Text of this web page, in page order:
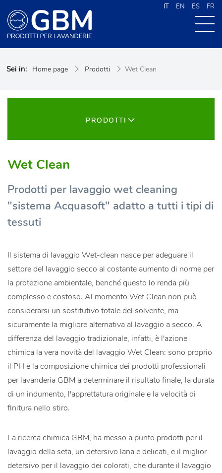
IT EN ES FR
Sei in: Home page Prodotti Wet Clean
PRODOTTI
Wet Clean
Prodotti per lavaggio wet cleaning
"sistema Acquasoft" adatto a tutti i tipi di
tessuti
Il sistema di lavaggio Wet-clean nasce per adeguare il
settore del lavaggio secco al costante aumento di norme per
la protezione ambientale, benché questo lo renda più
complesso e costoso. Al momento Wet Clean non può
considerarsi un sostitutivo totale del solvente, ma
sicuramente la migliore alternativa al lavaggio a secco. A
differenza del lavaggio tradizionale, infatti, è l'azione
chimica la vera novità del lavaggio Wet Clean: sono proprio
il PH e la composizione chimica dei prodotti professionali
per lavanderia GBM a determinare il risultato finale, la durata
di un indumento, l'apprettatura originale e la velocità di
finitura nello stiro.
La ricerca chimica GBM, ha messo a punto prodotti per il
lavaggio della seta, un detersivo lana e delicati, e il miglior
detersivo per il lavaggio dei colorati, che durante il lavaggio